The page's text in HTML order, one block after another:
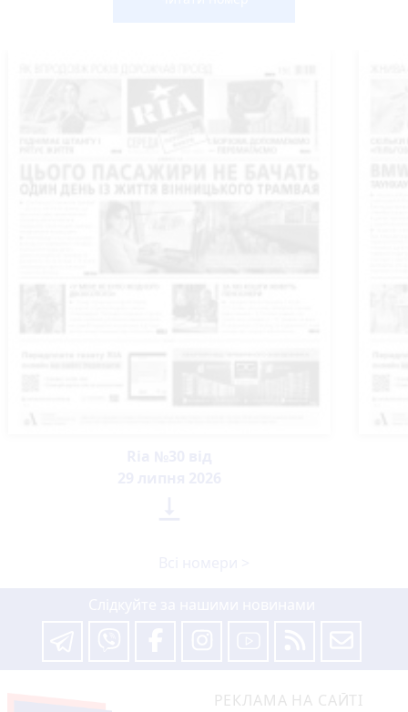
РЕКЛАМА НА САЙТІ